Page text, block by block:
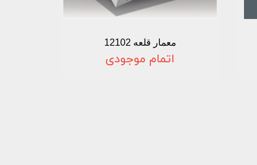
معمار قلعه 12102
اتمام موجودی